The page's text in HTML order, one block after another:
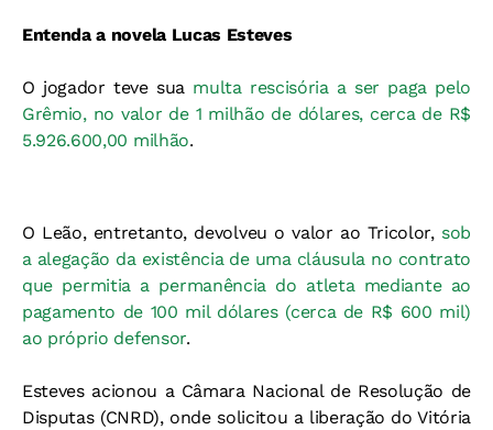
Entenda a novela Lucas Esteves
O jogador teve sua multa rescisória a ser paga pelo
Grêmio, no valor de 1 milhão de dólares, cerca de R$
5.926.600,00 milhão.
O Leão, entretanto, devolveu o valor ao Tricolor, sob
a alegação da existência de uma cláusula no contrato
que permitia a permanência do atleta mediante ao
pagamento de 100 mil dólares (cerca de R$ 600 mil)
ao próprio defensor.
Esteves acionou a Câmara Nacional de Resolução de
Disputas (CNRD), onde solicitou a liberação do Vitória